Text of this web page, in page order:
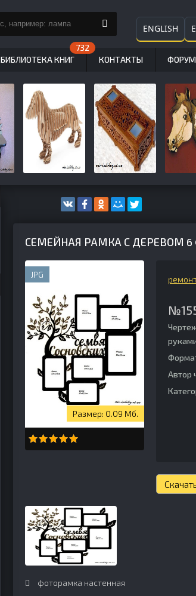
СЕМЕЙНАЯ РАМКА С ДЕРЕВОМ
JPG
0.09 Мб.
Автор
фоторамка настенная
ENGLISH
БИБЛИОТЕКА КНИГ КОНТАКТЫ ФОРУМ